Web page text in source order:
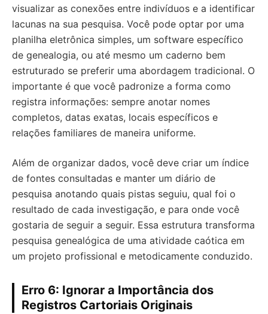
visualizar as conexões entre indivíduos e a identificar
lacunas na sua pesquisa. Você pode optar por uma
planilha eletrônica simples, um software específico
de genealogia, ou até mesmo um caderno bem
estruturado se preferir uma abordagem tradicional. O
importante é que você padronize a forma como
registra informações: sempre anotar nomes
completos, datas exatas, locais específicos e
relações familiares de maneira uniforme.
Além de organizar dados, você deve criar um índice
de fontes consultadas e manter um diário de
pesquisa anotando quais pistas seguiu, qual foi o
resultado de cada investigação, e para onde você
gostaria de seguir a seguir. Essa estrutura transforma
pesquisa genealógica de uma atividade caótica em
um projeto profissional e metodicamente conduzido.
Erro 6: Ignorar a Importância dos
Registros Cartoriais Originais